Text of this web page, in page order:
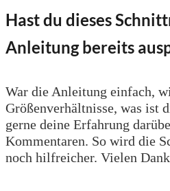
Hast du dieses
Anleitung bereits
War die Anleitung einfach,
Größenverhältnisse, was ist
gerne deine Erfahrung
Kommentaren. So wird die
noch hilfreicher. Vielen